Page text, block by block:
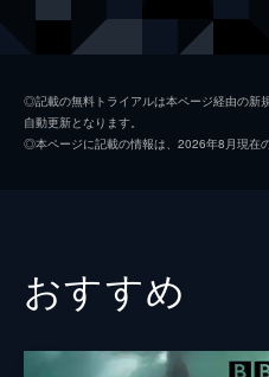
や沼を取り巻く荒野に生息した
ス。頭骨2m、全長7mというケ
活を送っていたとされている。
28分
は全長８メートルもある巨大なギ
トルもいた。
#3 最強のハンター
◎記載の無料トライアルは本ページ経由の新
自動更新となります。
◎本ページに記載の情報は、2026年8月現在の
おすすめ